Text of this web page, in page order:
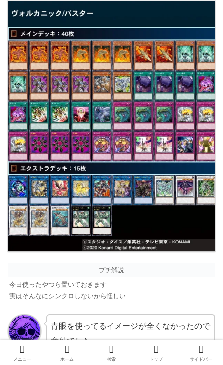
プチ解説
今日使ったやつら置いておきます
実はそんなにシンクロしないから怪しい
きゃすと
青眼を使ってるイメージが全くなかったので
意外でした。
下のヴォルカニック／バスターは普段からよ
メニュー ホーム 検索 トップ サイドバー